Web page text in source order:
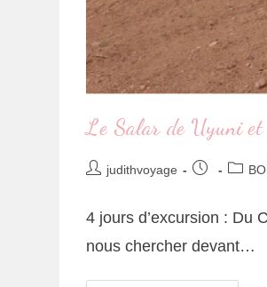
Le Salar de Uyuni
judithvoyage
4 jours d’excursion : Du
nous chercher devant…